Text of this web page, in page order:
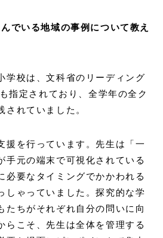
でいる地域の事例について教え
学校は、文科省のリーディング
指定されており、全学年の全ク
されていました。
援を行っています。先生は「一
手元の端末で可視化されている
必要なタイミングでかかわれる
しゃっていました。探究的な学
たちがそれぞれ自分の問いに向
らこそ、先生は全体を管理する